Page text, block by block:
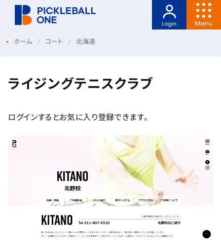
Menu
Login
ホーム コート 北海道
ライジングテニスクラブ
ログインするとお気に入り登録できます。